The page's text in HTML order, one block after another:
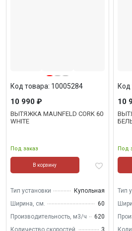
ВЫТЯЖКА MAUNFELD CORK 60
WHITE
Под заказ
Код товара: 10005284
10 990 ₽
В корзину
Тип установки
Купольная
Ширина, см.
60
Производительность, м3/ч
620
Количество скоростей
3
Под
Код
10
Тип